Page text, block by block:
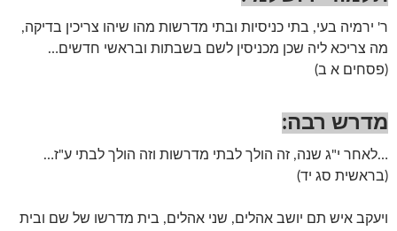
ר' ירמיה בעי, בתי כניסיות ובתי מדרשות מהו שיהו צריכין בדיקה,
מה צריכא ליה שכן מכניסין לשם בשבתות ובראשי חדשים…
(פסחים א ב)
מדרש רבה:
…לאחר י"ג שנה, זה הולך לבתי מדרשות וזה הולך לבתי ע"ז…
(בראשית סג יד)
ויעקב איש תם יושב אהלים, שני אהלים, בית מדרשו של שם ובית